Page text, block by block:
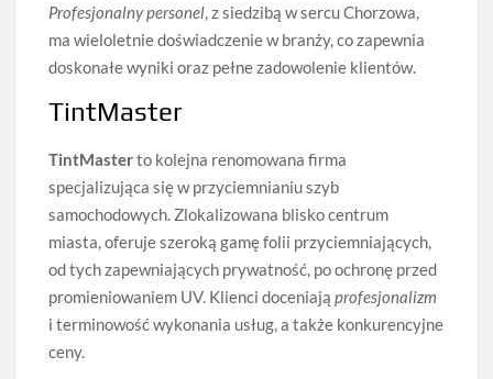
Profesjonalny personel, z siedzibą w sercu Chorzowa,
ma wieloletnie doświadczenie w branży, co zapewnia
doskonałe wyniki oraz pełne zadowolenie klientów.
TintMaster
TintMasterto kolejna renomowana firma
specjalizująca się w przyciemnianiu szyb
samochodowych. Zlokalizowana blisko centrum
miasta, oferuje szeroką gamę folii przyciemniających,
od tych zapewniających prywatność, po ochronę przed
promieniowaniem UV. Klienci doceniająprofesjonalizm
i terminowość wykonania usług, a także konkurencyjne
ceny.